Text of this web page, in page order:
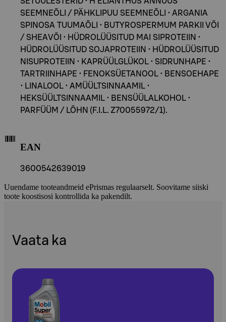
SEEMNEÕLI / PÄHKLIPUU SEEMNEÕLI • ARGANIA
SPINOSA TUUMAÕLI • BUTYROSPERMUM PARKII VÕI
/ SHEAVÕI • HÜDROLÜÜSITUD MAI SIPROTEIIN •
HÜDROLÜÜSITUD SOJAPROTEIIN • HÜDROLÜÜSITUD
NISUPROTEIIN • KAPRÜÜLGLÜKOL • SIDRUNHAPE •
TARTRIINHAPE • FENOKSÜETANOOL • BENSOEHAPE
• LINALOOL • AMÜÜLTSINNAAMIL •
HEKSÜÜLTSINNAAMIL • BENSÜÜLALKOHOL •
PARFÜÜM / LÕHN (F.I.L. Z70055972/1).
EAN
3600542639019
Uuendame tooteandmeid ePrismas regulaarselt. Soovitame siiski
toote koostisosi kontrollida ka pakendilt.
Vaata ka